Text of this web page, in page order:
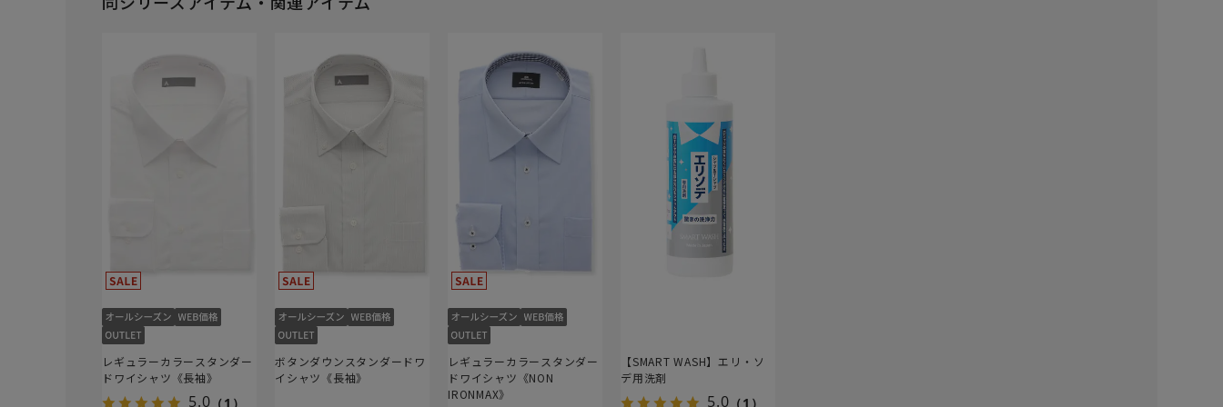
レギュラーカラースタンダー
ドワイシャツ《長袖》
5.0 （1）
ボタンダウンスタンダードワ
イシャツ《長袖》
レギュラーカラースタンダー
ドワイシャツ《NON
IRONMAX》
【SMART WASH】エリ・ソ
デ用洗剤
5.0 （1）